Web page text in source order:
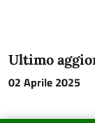
Ultimo
02 Aprile 2025